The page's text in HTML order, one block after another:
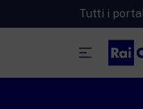
Tutti i